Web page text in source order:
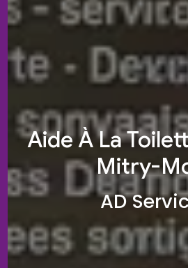
Aide À La
Mitry-
AD